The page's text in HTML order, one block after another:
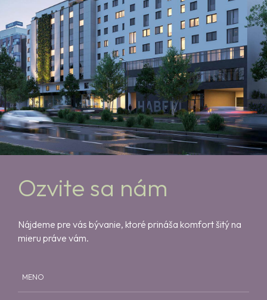
Ozvite sa nám
Nájdeme pre vás bývanie, ktoré prináša komfort šitý na
mieru práve vám.
MENO